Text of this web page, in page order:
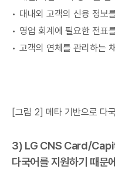
대내외 고객의 신용 정보
영업 회계에 필요한 전표
고객의 연체를 관리하는
[그림 2] 메타 기반으로 다
3) LG CNS Card/
다국어를 지원하기 때문